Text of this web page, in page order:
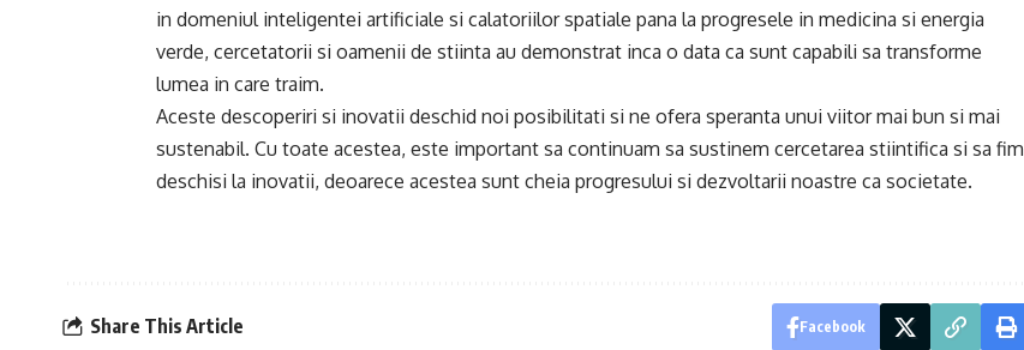
in domeniul inteligentei artificiale si calatoriilor spatiale pana la progresele in medicina si energia
verde, cercetatorii si oamenii de stiinta au demonstrat inca o data ca sunt capabili sa transforme
lumea in care traim.
Aceste descoperiri si inovatii deschid noi posibilitati si ne ofera speranta unui viitor mai bun si mai
sustenabil. Cu toate acestea, este important sa continuam sa sustinem cercetarea stiintifica si sa fim
deschisi la inovatii, deoarece acestea sunt cheia progresului si dezvoltarii noastre ca societate.
Share This Article Facebook